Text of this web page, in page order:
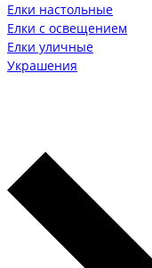
Елки настольные
Елки с освещением
Елки уличные
Украшения